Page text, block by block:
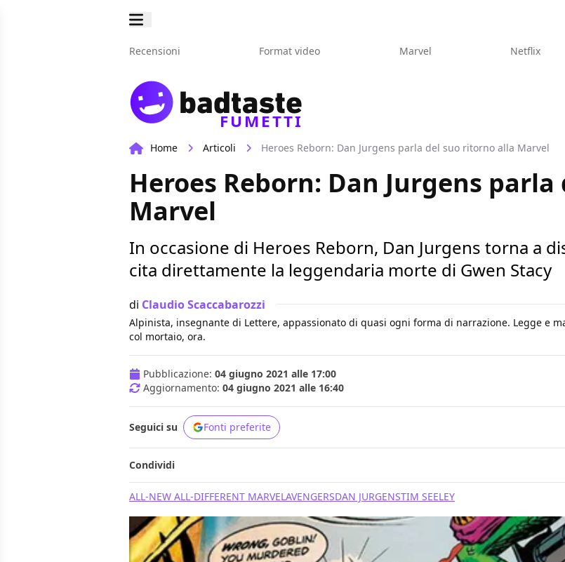
Recensioni Format video Marvel Netflix
FUMETTI
Home Articoli Heroes Reborn: Dan Jurgens parla del suo ritorno alla Marvel
Heroes Reborn: Dan Jurgens
Marvel
In occasione di Heroes Reborn, Dan Jurgens torna a
cita direttamente la leggendaria morte di Gwen Stacy
di Claudio Scaccabarozzi
Alpinista, insegnante di Lettere, appassionato di quasi ogni forma di narrazione. Legge e
col mortaio, ora.
Pubblicazione: 04 giugno 2021 alle 17:00
Aggiornamento: 04 giugno 2021 alle 16:40
Seguici su Fonti preferite
Condividi
ALL-NEW ALL-DIFFERENT MARVELAVENGERSDAN JURGENSTIM SEELEY